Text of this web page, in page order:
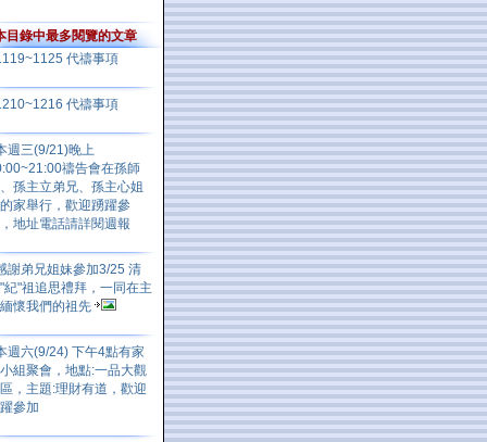
目錄中最多閱覽的文章
代禱事項
代禱事項
週三(9/21)晚上
禱告會在孫師
孫主立弟兄、孫主心姐
家舉行，歡迎踴躍參
地址電話請詳閱週報
謝弟兄姐妹參加3/25 清
紀"祖追思禮拜，一同在主
懷我們的祖先
週六(9/24) 下午4點有家
組聚會，地點:一品大觀
，主題:理財有道，歡迎
參加